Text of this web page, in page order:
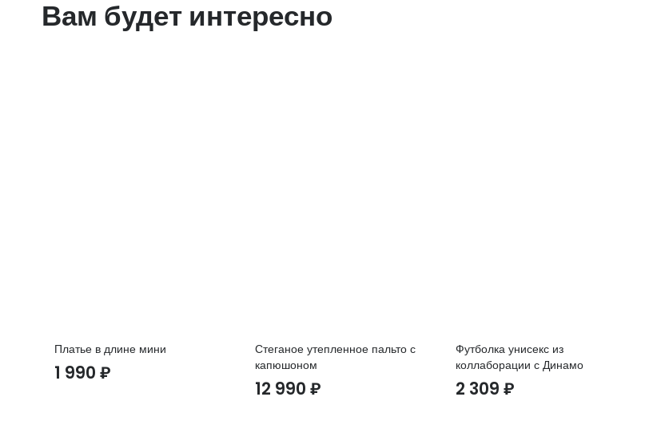
Вам будет интересно
Платье в длине мини
1 990 ₽
Стеганое утепленное пальто с
капюшоном
12 990₽
Футболка унисекс из
коллаборации с Динамо
2 309₽